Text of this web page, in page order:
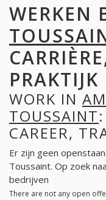
WERKEN
PRAKTIJK
WORK IN
TOUSSAINT
CAREER,
Er zijn geen
Toussaint. Op zoek
bedrijven
There are not any open